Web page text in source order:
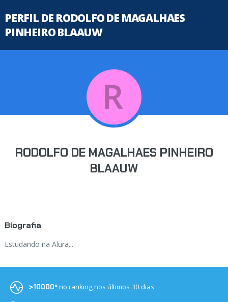
PERFIL DE RODOLFO DE MAGALHAES
PINHEIRO BLAAUW
RODOLFO DE MAGALHAES PINHEIRO
BLAAUW
Biografia
Estudando na Alura...
>10000ºno ranking nos últimos 30 dias